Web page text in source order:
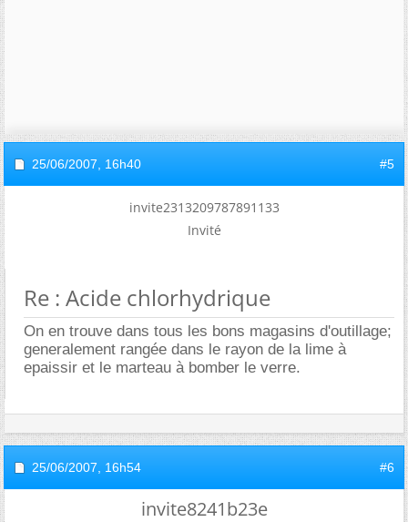
25/06/2007, 16h40 #5
invite2313209787891133
Invité
Re : Acide chlorhydrique
On en trouve dans tous les bons magasins d'outillage;
generalement rangée dans le rayon de la lime à
epaissir et le marteau à bomber le verre.
25/06/2007, 16h54 #6
invite8241b23e